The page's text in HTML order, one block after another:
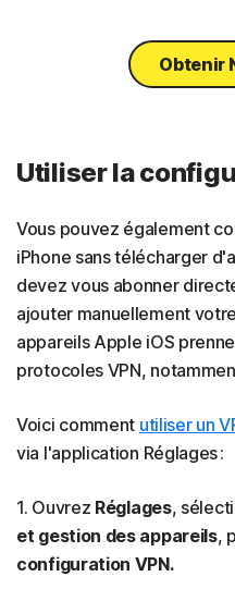
Obtenir
Utiliser la
Vous pouvez également
iPhone sans télécharger
devez vous abonner
ajouter manuellement
appareils Apple iOS
protocoles VPN,
Voici comment utiliser un
via l'application Réglages :
1. Ouvrez Réglages,
et gestion des appareils,
configuration VPN.